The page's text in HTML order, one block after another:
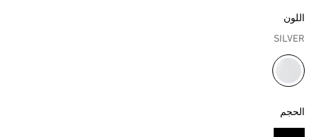
اللون
SILVER
مختار
الحجم